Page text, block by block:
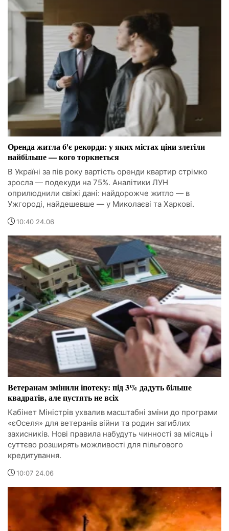
Оренда житла б'є рекорди: у яких містах ціни злетіли
найбільше — кого торкнеться
В Україні за пів року вартість оренди квартир стрімко
зросла — подекуди на 75%. Аналітики ЛУН
оприлюднили свіжі дані: найдорожче житло — в
Ужгороді, найдешевше — у Миколаєві та Харкові.
10:40 24.06
Ветеранам змінили іпотеку: під 3% дадуть більше
квадратів, але пустять не всіх
Кабінет Міністрів ухвалив масштабні зміни до програми
«єОселя» для ветеранів війни та родин загиблих
захисників. Нові правила набудуть чинності за місяць і
суттєво розширять можливості для пільгового
кредитування.
10:07 24.06